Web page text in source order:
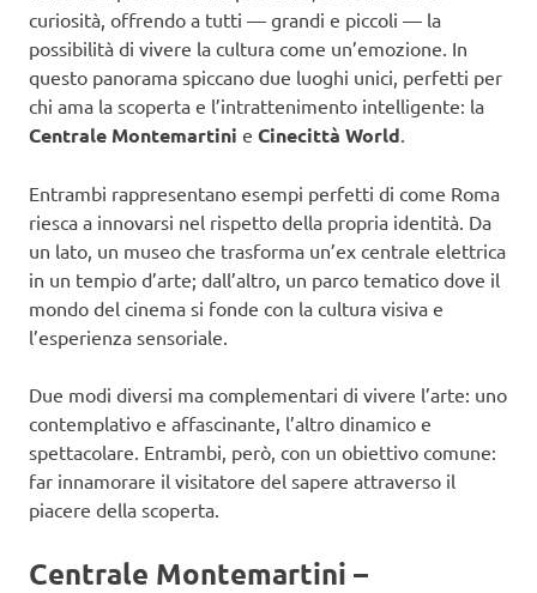
curiosità, offrendo a tutti — grandi e piccoli — la
possibilità di vivere la cultura come un’emozione. In
questo panorama spiccano due luoghi unici, perfetti per
chi ama la scoperta e l’intrattenimento intelligente: la
Centrale Montemartini e Cinecittà World
Entrambi rappresentano esempi perfetti di come Roma
riesca a innovarsi nel rispetto della propria identità. Da
un lato, un museo che trasforma un’ex centrale elettrica
in un tempio d’arte; dall’altro, un parco tematico dove il
mondo del cinema si fonde con la cultura visiva e
l’esperienza sensoriale.
Due modi diversi ma complementari di vivere l’arte: uno
contemplativo e affascinante, l’altro dinamico e
spettacolare. Entrambi, però, con un obiettivo comune:
far innamorare il visitatore del sapere attraverso il
piacere della scoperta.
Centrale Montemartini –